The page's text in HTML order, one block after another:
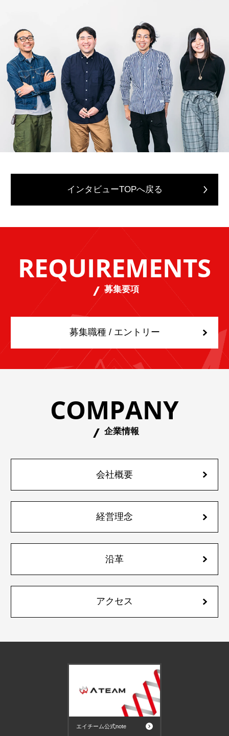
インタビューTOPへ戻る
REQUIREMENTS
募集要項
募集職種 / エントリー
COMPANY
企業情報
会社概要
経営理念
沿革
アクセス
エイチーム公式note